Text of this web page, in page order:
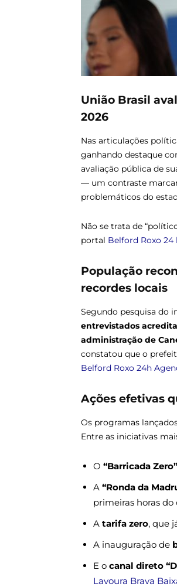
União Brasil
2026
Nas articulações
ganhando destaque
avaliação pública de
— um contraste
problemáticos do
Não se trata de
portal Belford Roxo 24
População
recordes locais
Segundo pesquisa do
entrevistados
administração de
constatou que o
Belford Roxo 24h
Ações efetivas
Os programas
Entre as iniciativas
O “Barricada Zero”
A “Ronda da
primeiras horas do
A tarifa zero, que
A inauguração de
E o canal direto
Lavoura Brava